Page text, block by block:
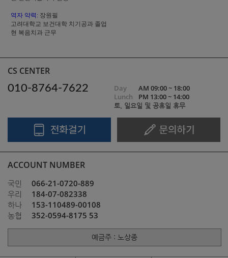
역자 약력: 장원필
고려대학교 보건대학 치기공과 졸업
현 복음치과 근무
CS CENTER
010-8764-7622
Day
AM 09:00 ~ 18:00
Lunch
PM 13:00 ~ 14:00
토, 일요일 및 공휴일 휴무
ACCOUNT NUMBER
국민 066-21-0720-889
우리 184-07-082338
하나 153-110489-00108
농협 352-0594-8175 53
예금주 : 노상종